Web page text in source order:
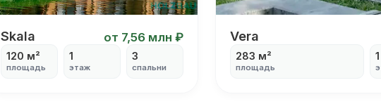
Одноэтажный
Vera
283 м²
площадь
1
Одноэтажный дом из клееного бруса с 3 спальнями
Skala от 7,56 млн ₽
120 м²
площадь
1
этаж
3
спальни